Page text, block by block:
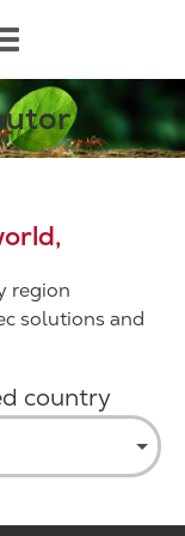
region
solutions and
country